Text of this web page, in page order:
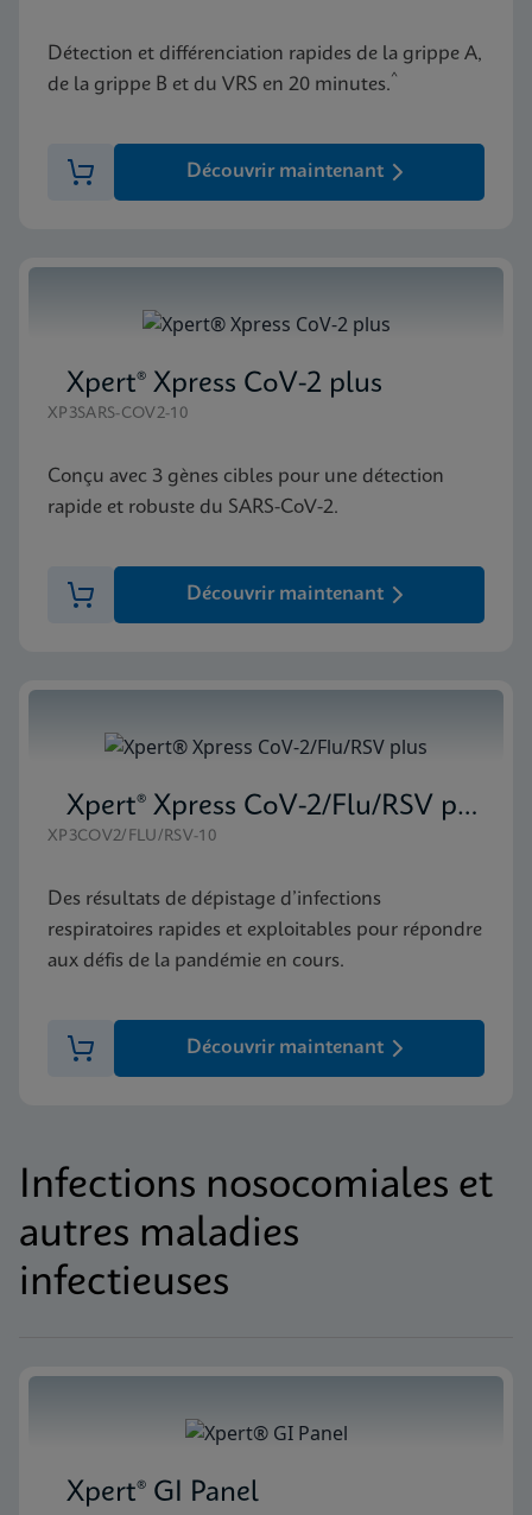
Détection et différenciation rapides de la grippe A,
de la grippe B et du VRS en 20 minutes.^
Découvrir maintenant
Xpert® Xpress CoV-2 plus
XP3SARS-COV2-10
Conçu avec 3 gènes cibles pour une détection
rapide et robuste du SARS-CoV-2.
Découvrir maintenant
Xpert® Xpress CoV-2/Flu/RSV plus
XP3COV2/FLU/RSV-10
Des résultats de dépistage d’infections
respiratoires rapides et exploitables pour répondre
aux défis de la pandémie en cours.
Découvrir maintenant
Infections nosocomiales et
autres maladies
infectieuses
Xpert® GI Panel